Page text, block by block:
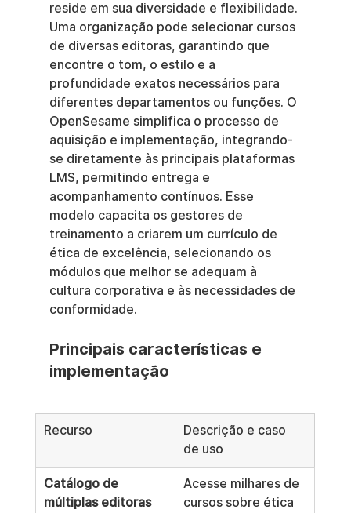
reside em sua diversidade e flexibilidade.
Uma organização pode selecionar cursos
de diversas editoras, garantindo que
encontre o tom, o estilo e a
profundidade exatos necessários para
diferentes departamentos ou funções. O
OpenSesame simplifica o processo de
aquisição e implementação, integrando-
se diretamente às principais plataformas
LMS, permitindo entrega e
acompanhamento contínuos. Esse
modelo capacita os gestores de
treinamento a criarem um currículo de
ética de excelência, selecionando os
módulos que melhor se adequam à
cultura corporativa e às necessidades de
conformidade.
Principais características e
implementação
Recurso
Descrição e caso
de uso
Catálogo de
múltiplas editoras
Acesse milhares de
cursos sobre ética